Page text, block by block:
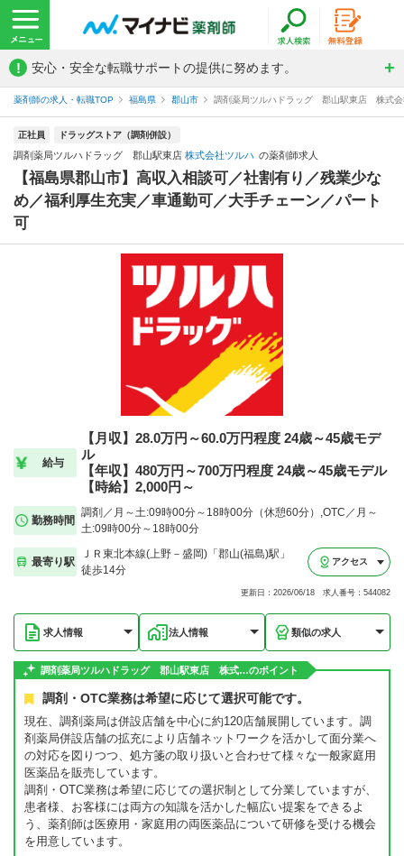
! 安心・安全な転職サポートの提供に努めます。
薬剤師の求人・転職TOP 福島県 郡山市 調剤薬局ツルハドラッグ 郡山駅東店 株式会
正社員 ドラッグストア（調剤併設）
調剤薬局ツルハドラッグ 郡山駅東店 株式会社ツルハ の薬剤師求人
【福島県郡山市】高収入相談可／社割有り／残業少な
め／福利厚生充実／車通勤可／大手チェーン／パート
可
給与
【月収】28.0万円～60.0万円程度 24歳～45歳モデ
ル
【年収】480万円～700万円程度 24歳～45歳モデル
【時給】2,000円～
勤務時間
調剤／月～土:09時00分～18時00分（休憩60分）,OTC／月～
土:09時00分～18時00分
最寄り駅
ＪＲ東北本線(上野－盛岡)「郡山(福島)駅」
徒歩14分
アクセス
更新日：2026/06/18 求人番号：544082
求人情報 法人情報 類似の求人
調剤薬局ツルハドラッグ 郡山駅東店 株式…のポイント
調剤・OTC業務は希望に応じて選択可能です。
現在、調剤薬局は併設店舗を中心に約120店舗展開しています。調
剤薬局併設店舗の拡充により店舗ネットワークを活かして面分業へ
の対応を図りつつ、処方箋の取り扱いと合わせて様々な一般家庭用
医薬品を販売しています。
調剤・OTC業務は希望に応じての選択制として分業していますが、
患者様、お客様には両方の知識を活かした幅広い提案をできるよ
う、薬剤師は医療用・家庭用の両医薬品について研修を受ける機会
を用意しています。